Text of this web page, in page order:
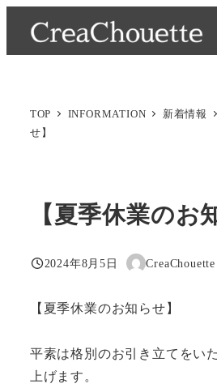
TOP INFORMATION 新着情報
せ】
【夏季休業のお
投稿日
2024年8月5日
著
CreaChouette
【夏季休業のお知らせ】
平素は格別のお引き立てをい
上げます。